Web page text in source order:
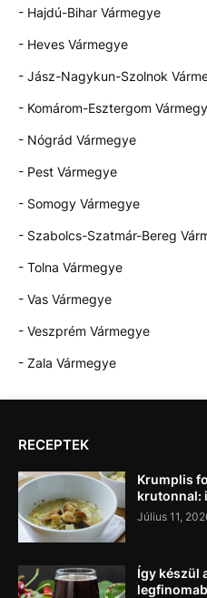
- Hajdú-Bihar Vármegye
- Heves Vármegye
- Jász-Nagykun-Szolnok
- Komárom-Esztergom
- Nógrád Vármegye
- Pest Vármegye
- Somogy Vármegye
- Szabolcs-Szatmár-Bereg
- Tolna Vármegye
- Vas Vármegye
- Veszprém Vármegye
- Zala Vármegye
RECEPTEK
Krumplis
krutonnal:
Július 11,
Így készül